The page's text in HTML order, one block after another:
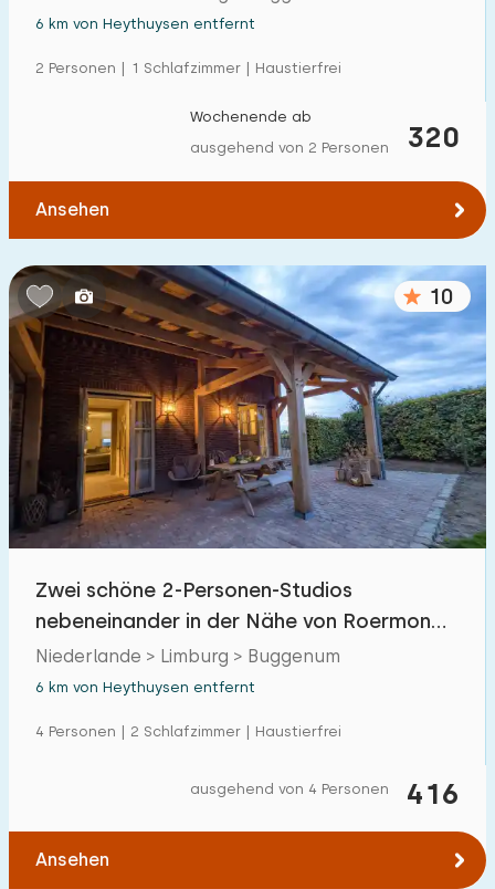
6 km von Heythuysen entfernt
2 Personen | 1 Schlafzimmer | Haustierfrei
320
Wochenende ab
ausgehend von 2 Personen
Ansehen
10
Zwei schöne 2-Personen-Studios
nebeneinander in der Nähe von Roermond
und der Maas.
Niederlande > Limburg > Buggenum
6 km von Heythuysen entfernt
4 Personen | 2 Schlafzimmer | Haustierfrei
416
ausgehend von 4 Personen
Ansehen